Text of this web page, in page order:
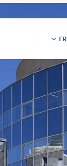
FR